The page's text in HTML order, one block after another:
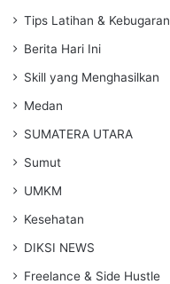
Tips Latihan & Kebugaran
Berita Hari Ini
Skill yang Menghasilkan
Medan
SUMATERA UTARA
Sumut
UMKM
Kesehatan
DIKSI NEWS
Freelance & Side Hustle